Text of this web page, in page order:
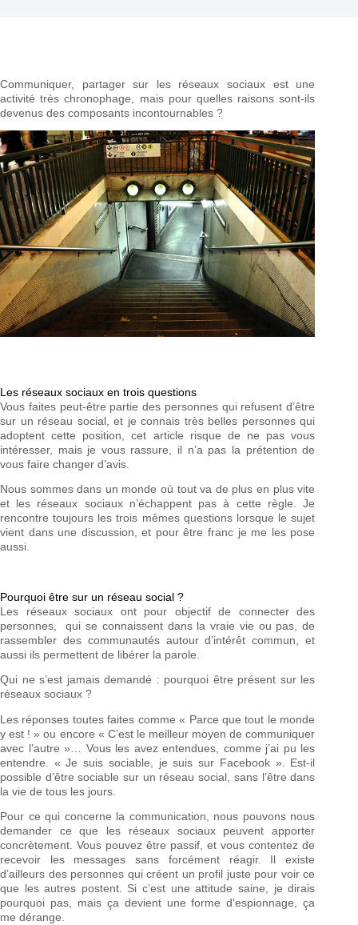
Communiquer, partager sur les réseaux sociaux est une
activité très chronophage, mais pour quelles raisons sont-ils
devenus des composants incontournables ?
Les réseaux sociaux en trois questions
Vous faites peut-être partie des personnes qui refusent d’être
sur un réseau social, et je connais très belles personnes qui
adoptent cette position, cet article risque de ne pas vous
intéresser, mais je vous rassure, il n’a pas la prétention de
vous faire changer d’avis.
Nous sommes dans un monde où tout va de plus en plus vite
et les réseaux sociaux n’échappent pas à cette règle. Je
rencontre toujours les trois mêmes questions lorsque le sujet
vient dans une discussion, et pour être franc je me les pose
aussi.
Pourquoi être sur un réseau social ?
Les réseaux sociaux ont pour objectif de connecter des
personnes, qui se connaissent dans la vraie vie ou pas, de
rassembler des communautés autour d’intérêt commun, et
aussi ils permettent de libérer la parole.
Qui ne s’est jamais demandé : pourquoi être présent sur les
réseaux sociaux ?
Les réponses toutes faites comme « Parce que tout le monde
y est ! » ou encore « C’est le meilleur moyen de communiquer
avec l’autre »… Vous les avez entendues, comme j’ai pu les
entendre. « Je suis sociable, je suis sur Facebook ». Est-il
possible d’être sociable sur un réseau social, sans l’être dans
la vie de tous les jours.
Pour ce qui concerne la communication, nous pouvons nous
demander ce que les réseaux sociaux peuvent apporter
concrètement. Vous pouvez être passif, et vous contentez de
recevoir les messages sans forcément réagir. Il existe
d’ailleurs des personnes qui créent un profil juste pour voir ce
que les autres postent. Si c’est une attitude saine, je dirais
pourquoi pas, mais ça devient une forme d’espionnage, ça
me dérange.